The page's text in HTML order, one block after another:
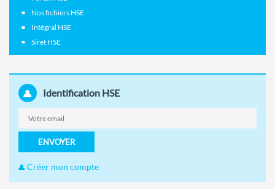
Nos fichiers HSE
Intégral HSE
Siret HSE
Identification HSE
ENVOYER
Créer mon compte